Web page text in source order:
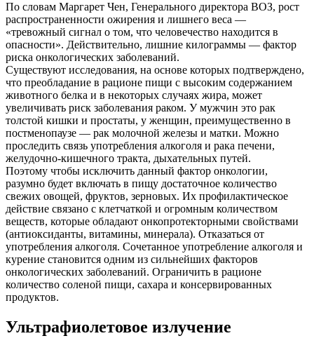
По словам Маргарет Чен, Генерального директора ВОЗ, рост
распространенности ожирения и лишнего веса —
«тревожный сигнал о том, что человечество находится в
опасности». Действительно, лишние килограммы — фактор
риска онкологических заболеваний.
Существуют исследования, на основе которых подтверждено,
что преобладание в рационе пищи с высоким содержанием
животного белка и в некоторых случаях жира, может
увеличивать риск заболевания раком. У мужчин это рак
толстой кишки и простаты, у женщин, преимущественно в
постменопаузе — рак молочной железы и матки. Можно
проследить связь употребления алкоголя и рака печени,
желудочно-кишечного тракта, дыхательных путей.
Поэтому чтобы исключить данный фактор онкологии,
разумно будет включать в пищу достаточное количество
свежих овощей, фруктов, зерновых. Их профилактическое
действие связано с клетчаткой и огромным количеством
веществ, которые обладают онкопротекторными свойствами
(антиоксиданты, витамины, минерала). Отказаться от
употребления алкоголя. Сочетанное употребление алкоголя и
курение становится одним из сильнейших факторов
онкологических заболеваний. Ограничить в рационе
количество соленой пищи, сахара и консервированных
продуктов.
Ультрафиолетовое излучение